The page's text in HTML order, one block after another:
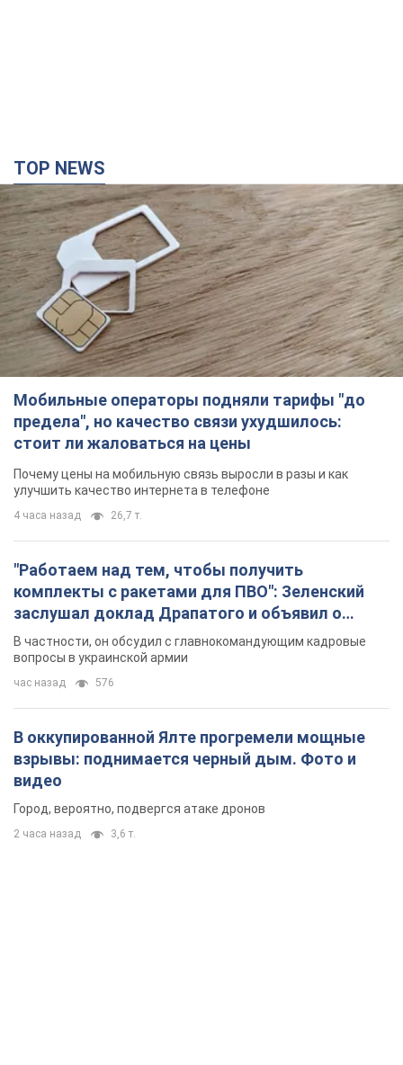
TOP NEWS
Мобильные операторы подняли тарифы "до
предела", но качество связи ухудшилось:
стоит ли жаловаться на цены
Почему цены на мобильную связь выросли в разы и как
улучшить качество интернета в телефоне
4 часа назад 26,7 т.
"Работаем над тем, чтобы получить
комплекты с ракетами для ПВО": Зеленский
заслушал доклад Драпатого и объявил о
новых мерах
В частности, он обсудил с главнокомандующим кадровые
вопросы в украинской армии
час назад 576
В оккупированной Ялте прогремели мощные
взрывы: поднимается черный дым. Фото и
видео
Город, вероятно, подвергся атаке дронов
2 часа назад 3,6 т.